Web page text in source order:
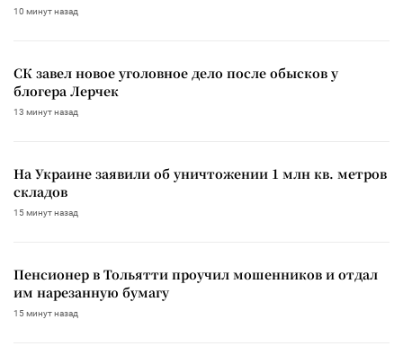
10 минут назад
СК завел новое уголовное дело после обысков у
блогера Лерчек
13 минут назад
На Украине заявили об уничтожении 1 млн кв. метров
складов
15 минут назад
Пенсионер в Тольятти проучил мошенников и отдал
им нарезанную бумагу
15 минут назад